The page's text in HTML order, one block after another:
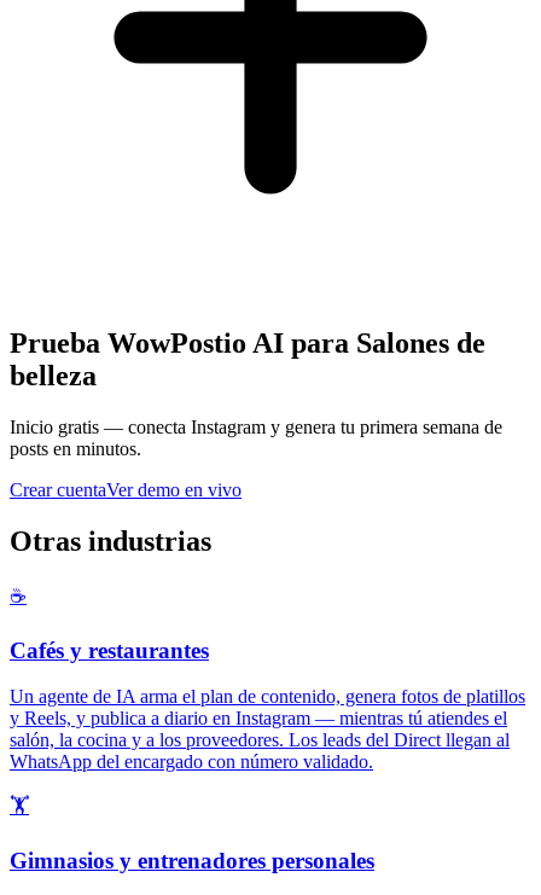
Prueba WowPostio AI para Salones de
belleza
Inicio gratis — conecta Instagram y genera tu primera semana de
posts en minutos.
Crear cuentaVer demo en vivo
Otras industrias
☕
Cafés y restaurantes
Un agente de IA arma el plan de contenido, genera fotos de platillos
y Reels, y publica a diario en Instagram — mientras tú atiendes el
salón, la cocina y a los proveedores. Los leads del Direct llegan al
WhatsApp del encargado con número validado.
🏋️
Gimnasios y entrenadores personales